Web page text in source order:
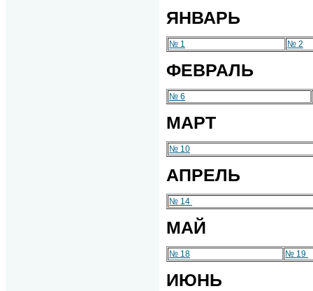
ЯНВАРЬ
№ 1 № 2
ФЕВРАЛЬ
№ 6
МАРТ
№ 10
АПРЕЛЬ
№ 14
МАЙ
№ 18 № 19
ИЮНЬ